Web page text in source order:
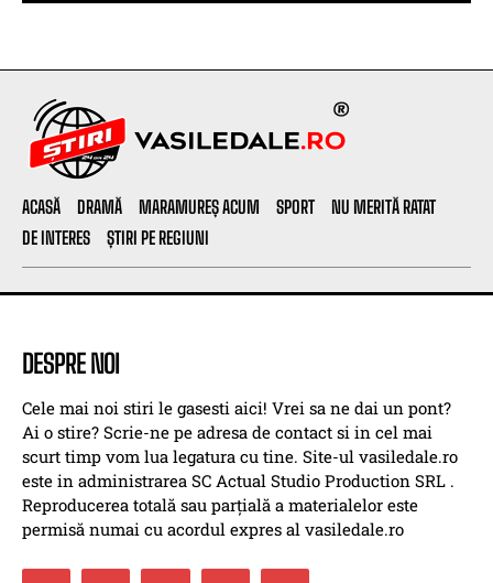
ACASĂ DRAMĂ MARAMUREȘ ACUM SPORT
NU MERITĂ RATAT
DE INTERES
ȘTIRI PE REGIUNI
DESPRE NOI
Cele mai noi stiri le gasesti aici! Vrei sa ne dai un pont?
Ai o stire? Scrie-ne pe adresa de contact si in cel mai
scurt timp vom lua legatura cu tine. Site-ul vasiledale.ro
este in administrarea SC Actual Studio Production SRL .
Reproducerea totală sau parțială a materialelor este
permisă numai cu acordul expres al vasiledale.ro